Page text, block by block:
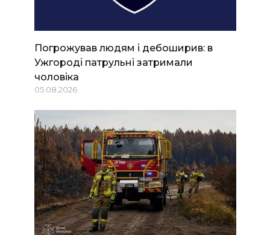
Погрожував людям і дебоширив: в
Ужгороді патрульні затримали
чоловіка
05.08.2026